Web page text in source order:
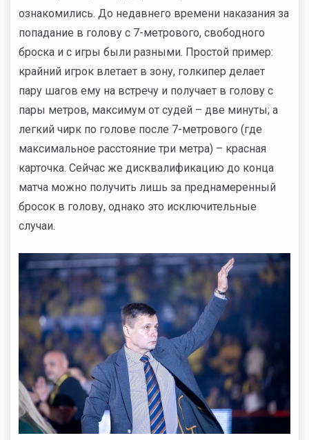
ознакомились. До недавнего времени наказания за
попадание в голову с 7-метрового, свободного
броска и с игры были разными. Простой пример:
крайний игрок влетает в зону, голкипер делает
пару шагов ему на встречу и получает в голову с
пары метров, максимум от судей – две минуты; а
легкий чирк по голове после 7-метрового (где
максимальное расстояние три метра) – красная
карточка. Сейчас же дисквалификацию до конца
матча можно получить лишь за преднамеренный
бросок в голову, однако это исключительные
случаи.